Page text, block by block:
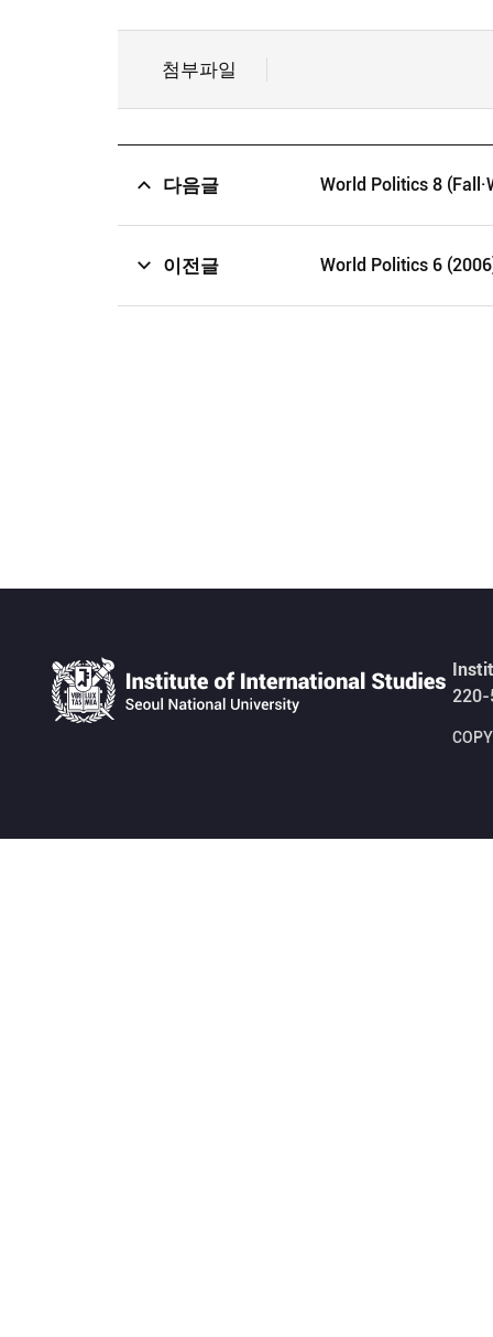
첨부파일
다음글 World Politics 8
이전글 World Politics 6
220-